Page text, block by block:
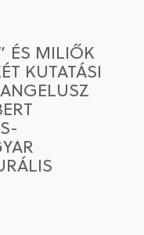
ÉS MILIŐK
KUTATÁSI